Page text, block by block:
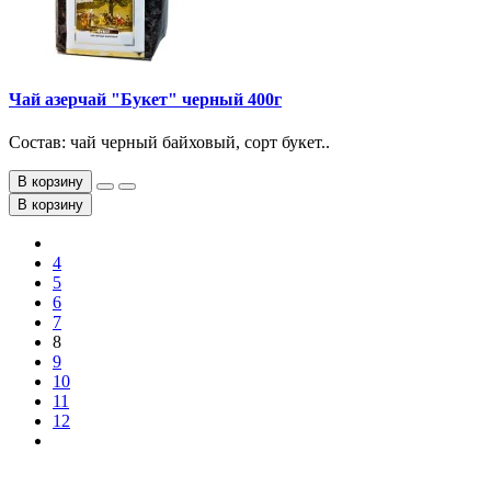
Чай азерчай "Букет" черный 400г
Состав: чай черный байховый, сорт букет..
В корзину
В корзину
4
5
6
7
8
9
10
11
12